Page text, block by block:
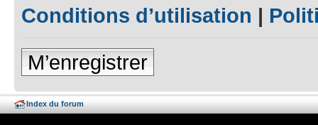
Conditions d’utilisation |
M’enregistrer
Index du forum